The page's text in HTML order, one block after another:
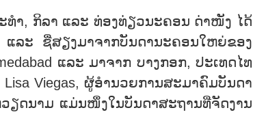
ຳ, ກິລາ ແລະ ທ່ອງທ່ຽວນະຄອນ ດ່າໜັງ ໄດ້
ລະ ຊື່ສຽງມາຈາກບັນດານະຄອນໃຫຍ່ຂອງ
ແລະ ມາຈາກ ບາງກອກ, ປະເທດໄທ
Viegas, ຜູ້ອຳນວຍການສະມາຄົມບັນດາ
ຽດນາມ ແມ່ນໜຶ່ງໃນບັນດາສະຖານທີ່ຈັດງານ